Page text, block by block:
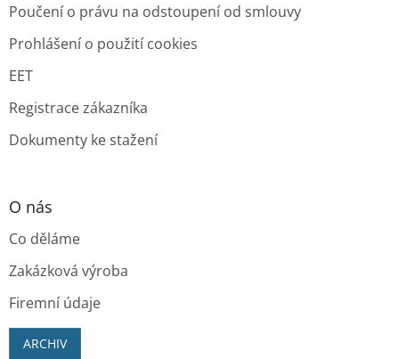
Poučení o právu na odstoupení od smlouvy
Prohlášení o použití cookies
EET
Registrace zákazníka
Dokumenty ke stažení
O nás
Co děláme
Zakázková výroba
Firemní údaje
ARCHIV